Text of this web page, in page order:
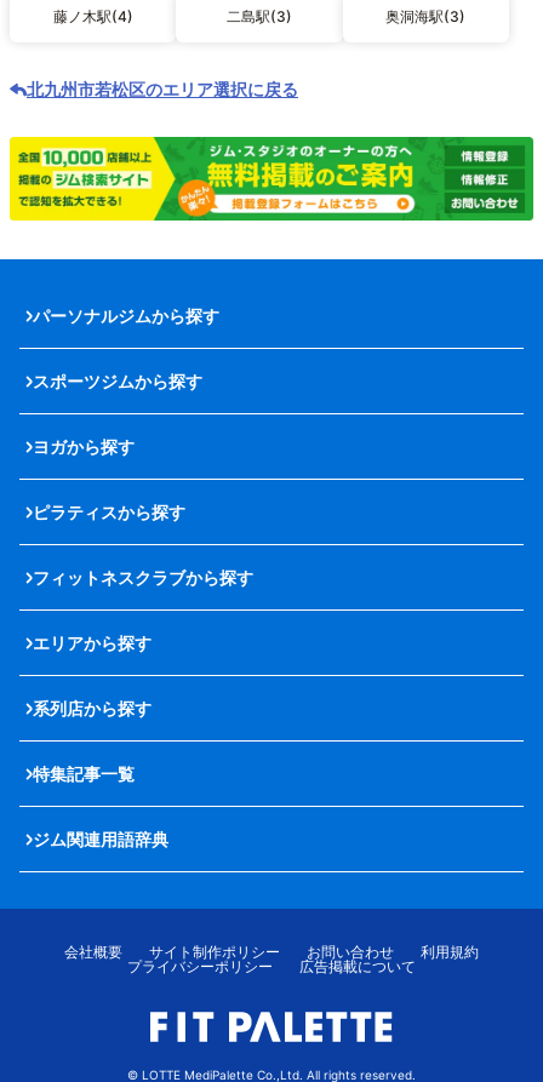
藤ノ木駅(4) 二島駅(3) 奥洞海駅(3)
北九州市若松区のエリア選択に戻る
パーソナルジムから探す
スポーツジムから探す
ヨガから探す
ピラティスから探す
フィットネスクラブから探す
エリアから探す
系列店から探す
特集記事一覧
ジム関連用語辞典
会社概要 サイト制作ポリシー お問い合わせ
利用規約
プライバシーポリシー
広告掲載について
© LOTTE MediPalette Co.,Ltd. All rights reserved.